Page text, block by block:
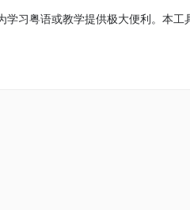
学习粤语或教学提供极大便利。本工